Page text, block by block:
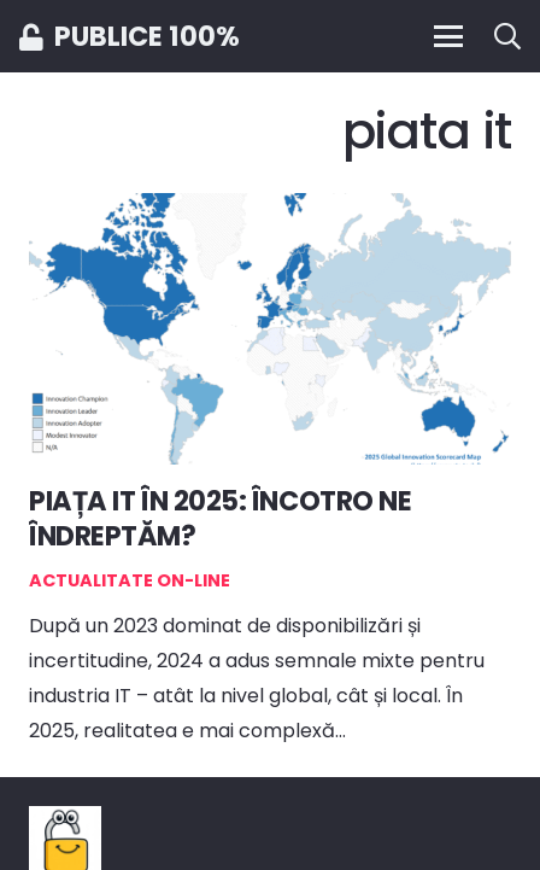
PUBLICE 100%
piata it
PIAȚA IT ÎN 2025: ÎNCOTRO NE
ÎNDREPTĂM?
ACTUALITATE ON-LINE
După un 2023 dominat de disponibilizări și
incertitudine, 2024 a adus semnale mixte pentru
industria IT – atât la nivel global, cât și local. În
2025, realitatea e mai complexă…